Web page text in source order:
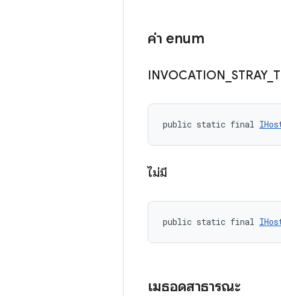
ค่า enum
INVOCATION STRAY_
public static final
ไม่มี
public static final
เมธอดสาธารณะ